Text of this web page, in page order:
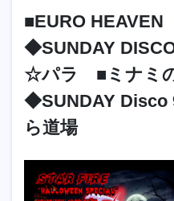
■EURO
◆SUNDAY
☆パラ ■ミナミ
◆SUNDAY
ら道場